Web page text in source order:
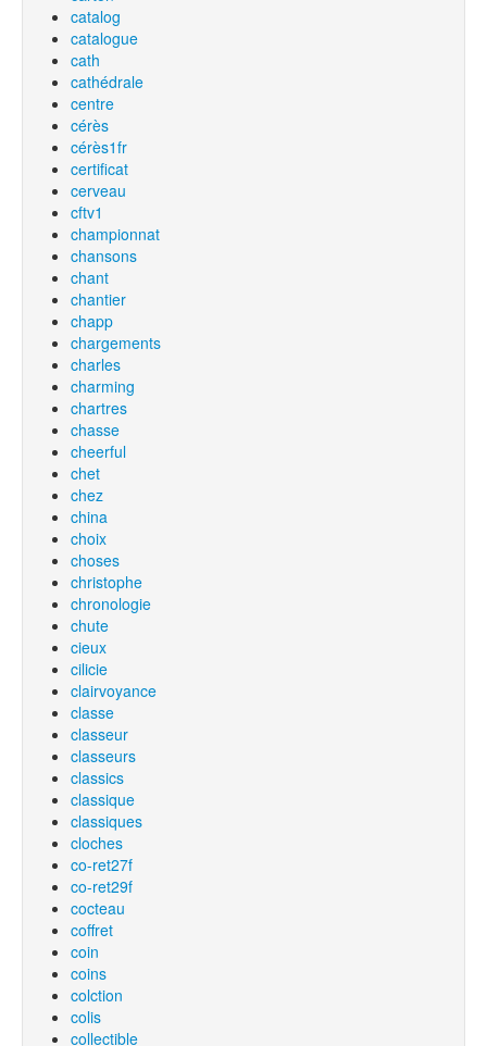
catalog
catalogue
cath
cathédrale
centre
cérès
cérès1fr
certificat
cerveau
cftv1
championnat
chansons
chant
chantier
chapp
chargements
charles
charming
chartres
chasse
cheerful
chet
chez
china
choix
choses
christophe
chronologie
chute
cieux
cilicie
clairvoyance
classe
classeur
classeurs
classics
classique
classiques
cloches
co-ret27f
co-ret29f
cocteau
coffret
coin
coins
colction
colis
collectible